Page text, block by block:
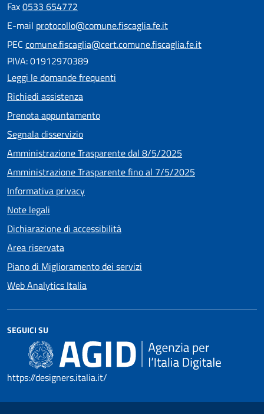
Fax0533 654772
E-mail protocollo@comune.fiscaglia.fe.it
PEC comune.fiscaglia@cert.comune.fiscaglia.fe.it
PIVA: 01912970389
Leggi le domande frequenti
Richiedi assistenza
Prenota appuntamento
Segnala disservizio
Amministrazione Trasparente dal 8/5/2025
Amministrazione Trasparente fino al 7/5/2025
Informativa privacy
Note legali
Dichiarazione di accessibilità
Area riservata
Piano di Miglioramento dei servizi
Web Analytics Italia
SEGUICI SU
https://designers.italia.it/